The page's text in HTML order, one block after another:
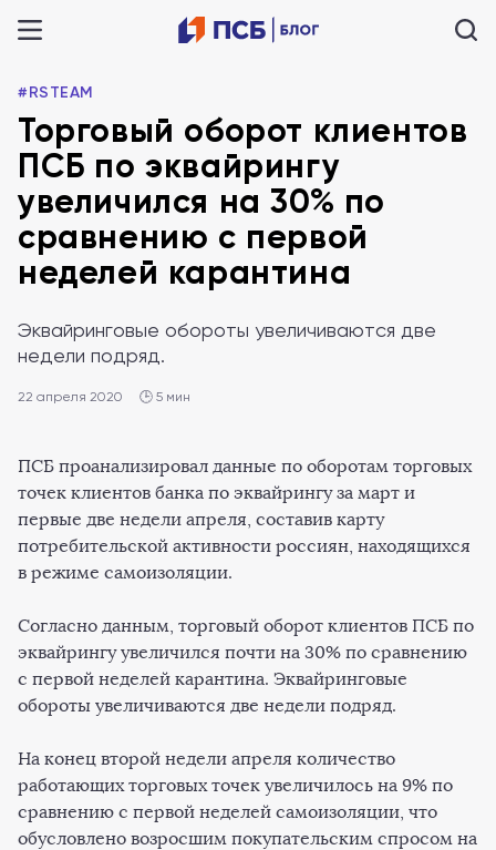
#RSTEAM
Торговый оборот клиентов
ПСБ по эквайрингу
увеличился на 30% по
сравнению с первой
неделей карантина
Эквайринговые обороты увеличиваются две
недели подряд.
22 апреля 2020 🕒 5 мин
ПСБ проанализировал данные по оборотам торговых
точек клиентов банка по эквайрингу за март и
первые две недели апреля, составив карту
потребительской активности россиян, находящихся
в режиме самоизоляции.
Согласно данным, торговый оборот клиентов ПСБ по
эквайрингу увеличился почти на 30% по сравнению
с первой неделей карантина. Эквайринговые
обороты увеличиваются две недели подряд.
На конец второй недели апреля количество
работающих торговых точек увеличилось на 9% по
сравнению с первой неделей самоизоляции, что
обусловлено возросшим покупательским спросом на